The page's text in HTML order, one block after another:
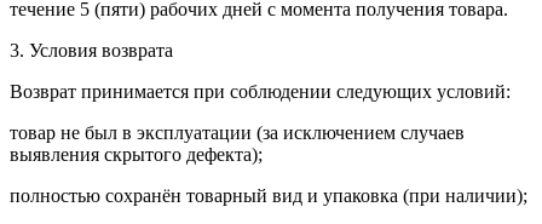
течение 5 (пяти) рабочих дней с момента получения товара.
3. Условия возврата
Возврат принимается при соблюдении следующих условий:
товар не был в эксплуатации (за исключением случаев
выявления скрытого дефекта);
полностью сохранён товарный вид и упаковка (при наличии);